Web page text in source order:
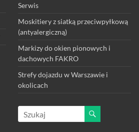
Serwis
Moskitiery z siatką przeciwpyłkową
(antyalergiczną)
Markizy do okien pionowych i
dachowych FAKRO
Strefy dojazdu w Warszawie i
okolicach